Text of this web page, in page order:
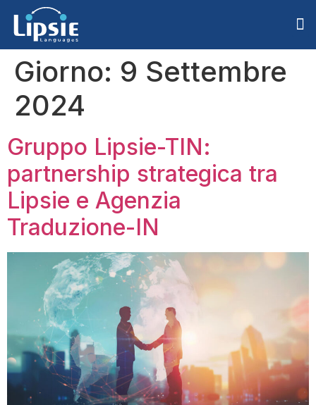
Giorno: 9 Settembre
2024
Gruppo Lipsie-TIN:
partnership strategica tra
Lipsie e Agenzia
Traduzione-IN